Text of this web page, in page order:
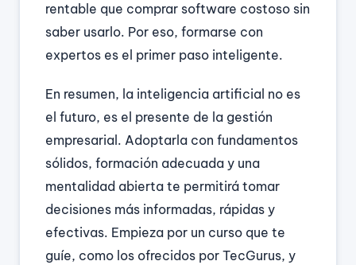
rentable que comprar software costoso sin
saber usarlo. Por eso, formarse con
expertos es el primer paso inteligente.
En resumen, la inteligencia artificial no es
el futuro, es el presente de la gestión
empresarial. Adoptarla con fundamentos
sólidos, formación adecuada y una
mentalidad abierta te permitirá tomar
decisiones más informadas, rápidas y
efectivas. Empieza por un curso que te
guíe, como los ofrecidos por TecGurus, y